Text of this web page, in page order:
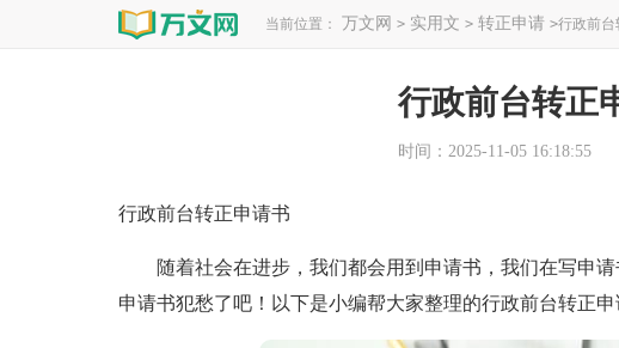
当前位置： 万文网 > 实用文 > 转正申请 >行政前台
行政前台转正
时间：2025-11-05 16:18:55
行政前台转正申请书
随着社会在进步，我们都会用到申请书，我们在写申请
申请书犯愁了吧！以下是小编帮大家整理的行政前台转正